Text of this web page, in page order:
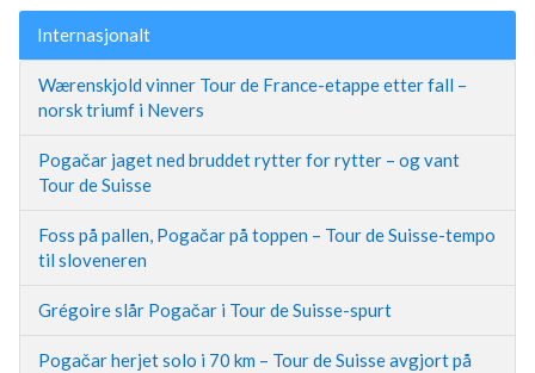
Internasjonalt
Wærenskjold vinner Tour de France-etappe etter fall –
norsk triumf i Nevers
Pogačar jaget ned bruddet rytter for rytter – og vant
Tour de Suisse
Foss på pallen, Pogačar på toppen – Tour de Suisse-tempo
til sloveneren
Grégoire slår Pogačar i Tour de Suisse-spurt
Pogačar herjet solo i 70 km – Tour de Suisse avgjort på